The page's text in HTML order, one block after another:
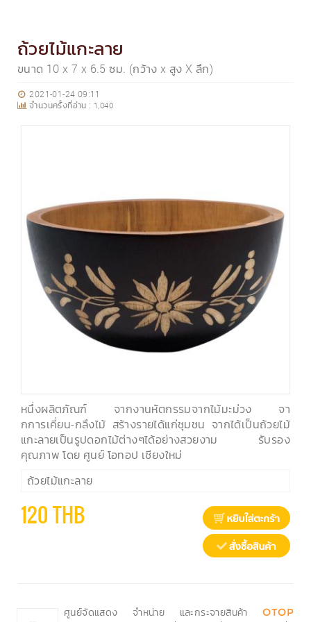
ถ้วยไม้แกะลาย
ขนาด 10 x 7 x 6.5 ซม. (กว้าง x สูง X ลึก)
2021-01-24 09:11
จำนวนครั้งที่อ่าน : 1,040
หนึ่งผลิตภัณฑ์ จากงานหัตกรรมจากไม้มะม่วง จา
กการเคี่ยน-กลึงไม้ สร้างรายได้แก่ชุมชน จากได้เป็นถ้วยไม้
แกะลายเป็นรูปดอกไม้ต่างๆได้อย่างสวยงาม รับรอง
คุณภาพ โดย ศูนย์ โอทอป เชียงใหม่
ถ้วยไม้แกะลาย
120 THB
ศูนย์จัดแสดง จำหน่าย และกระจายสินค้าOTOP